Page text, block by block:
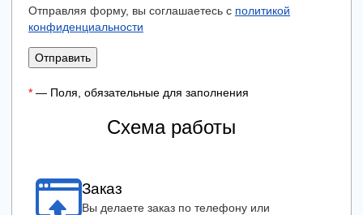
Отправляя форму, вы соглашаетесь с политикой
конфиденциальности
Отправить
* — Поля, обязательные для заполнения
Схема работы
Заказ
Вы делаете заказ по телефону или